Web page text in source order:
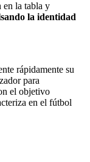
en la tabla y
la identidad
rápidamente su
para
el objetivo
en el fútbol